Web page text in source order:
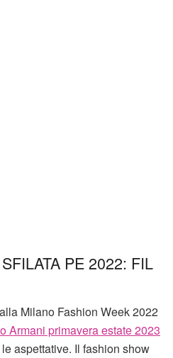
PE 2022: FIL
Milano Fashion Week 2022
Armani primavera estate 2023
aspettative. Il fashion show